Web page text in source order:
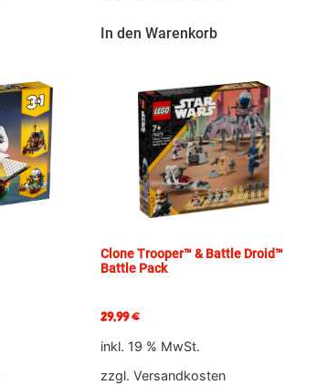
In den Warenkorb
Clone Trooper™ & Battle Droid™
Battle Pack
29,99€
inkl. 19 % MwSt.
zzgl. Versandkosten